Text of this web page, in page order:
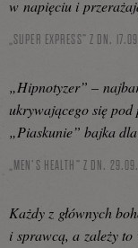
w napięciu i
„SUPER EXPRESS” Z DN.
„Hipnotyzer” –
ukrywającego się
„Piaskunie” bajka
„MEN’S HEALTH” Z DN.
Każdy z głównych
i sprawcą, a zależy to